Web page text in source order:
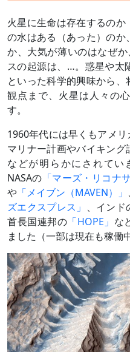
火星に生命は存在するの
の水はある（あった）の
か、大気が薄いのはなぜ
スの起源は、…。惑星や太
といった科学的興味から
観点まで、火星は人々の
す。
1960年代には早くもアメリ
マリナー計画やバイキン
などが明らかにされてい
NASAの 「マーズ・リコナ
や 「メイブン（MAVEN）」
ズエクスプレス」 、インド
首長国連邦の 「HOPE」 な
ました（一部は現在も稼働